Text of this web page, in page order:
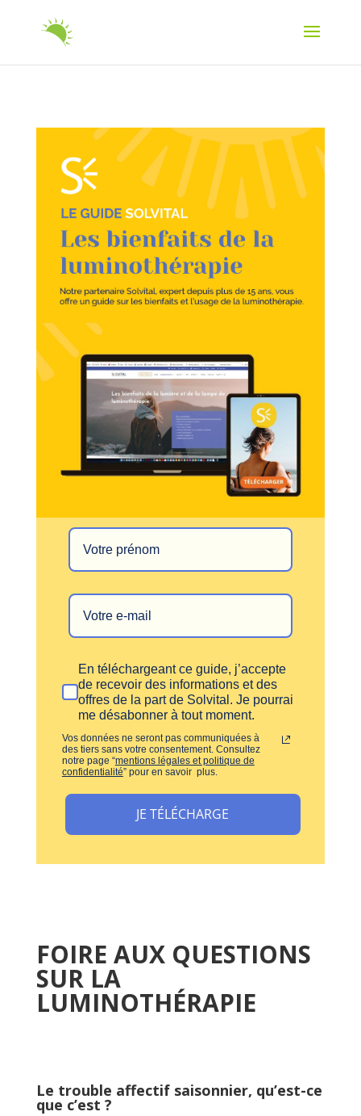
En téléchargeant ce guide, j’accepte
de recevoir des informations et des
offres de la part de Solvital. Je pourrai
me désabonner à tout moment.
Vos données ne seront pas communiquées à
des tiers sans votre consentement. Consultez
notre page “mentions légales et politique de
confidentialité” pour en savoir plus.
JE TÉLÉCHARGE
FOIRE AUX QUESTIONS
SUR LA
LUMINOTHÉRAPIE
Le trouble affectif saisonnier, qu’est-ce
que c’est ?